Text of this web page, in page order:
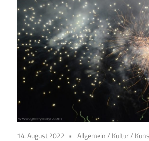
14. August 2022 Allgemein/ Kultur/